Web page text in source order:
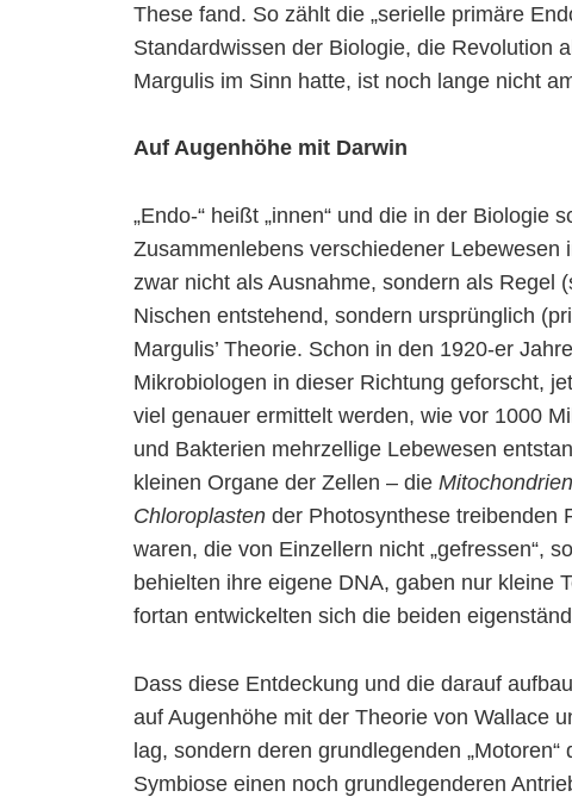
These fand. So zählt die „serielle primäre
Standardwissen der Biologie, die Revolution
Margulis im Sinn hatte, ist noch lange nicht
Auf Augenhöhe mit Darwin
„Endo-“ heißt „innen“ und die in der Biologie
Zusammenlebens verschiedener Lebewesen
zwar nicht als Ausnahme, sondern als Regel
Nischen entstehend, sondern ursprünglich
Margulis’ Theorie. Schon in den 1920-er
Mikrobiologen in dieser Richtung geforscht,
viel genauer ermittelt werden, wie vor 1000
und Bakterien mehrzellige Lebewesen
kleinen Organe der Zellen – die Mitochondrien
Chloroplasten der Photosynthese treibenden
waren, die von Einzellern nicht „gefressen“,
behielten ihre eigene DNA, gaben nur kleine
fortan entwickelten sich die beiden
Dass diese Entdeckung und die darauf
auf Augenhöhe mit der Theorie von Wallace
lag, sondern deren grundlegenden
Symbiose einen noch grundlegenderen